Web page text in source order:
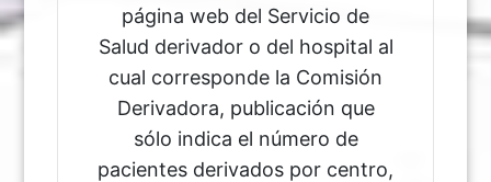
página web del Servicio de
Salud derivador o del hospital al
cual corresponde la Comisión
Derivadora, publicación que
sólo indica el número de
pacientes derivados por centro,